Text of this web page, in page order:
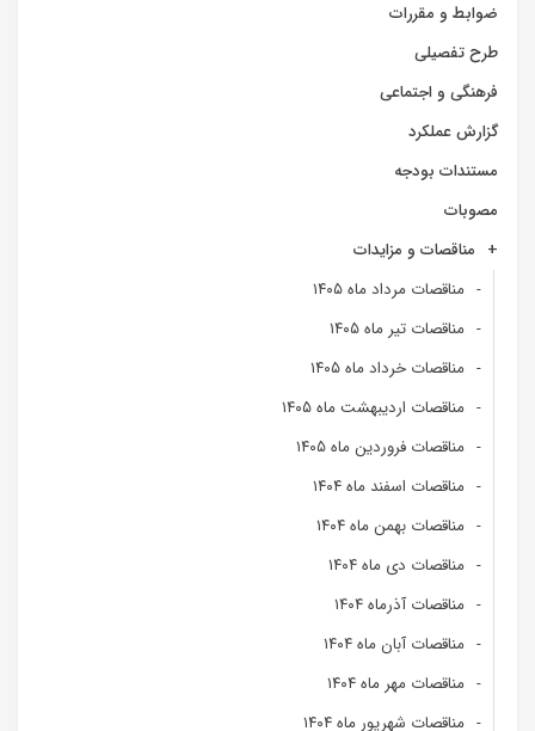
ضوابط و مقررات
طرح تفصیلی
فرهنگی و اجتماعی
گزارش عملکرد
مستندات بودجه
مصوبات
مناقصات و مزایدات
مناقصات مرداد ماه ۱۴۰۵
مناقصات تیر ماه ۱۴۰۵
مناقصات خرداد ماه ۱۴۰۵
مناقصات اردیبهشت ماه ۱۴۰۵
مناقصات فروردین ماه ۱۴۰۵
مناقصات اسفند ماه ۱۴۰۴
مناقصات بهمن ماه ۱۴۰۴
مناقصات دی ماه ۱۴۰۴
مناقصات آذرماه ۱۴۰۴
مناقصات آبان ماه ۱۴۰۴
مناقصات مهر ماه ۱۴۰۴
مناقصات شهریور ماه ۱۴۰۴